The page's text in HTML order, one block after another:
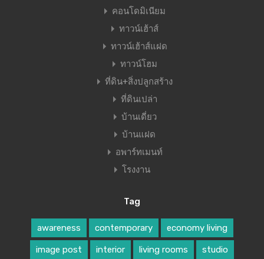
คอนโดมิเนียม
ทาวน์เฮ้าส์
ทาวน์เฮ้าส์แฝด
ทาวน์โฮม
ที่ดิน+สิ่งปลูกสร้าง
ที่ดินเปล่า
บ้านเดี่ยว
บ้านแฝด
อพาร์ทเมนท์
โรงงาน
Tag
awareness contemporary economy living
image post interior living rooms studio